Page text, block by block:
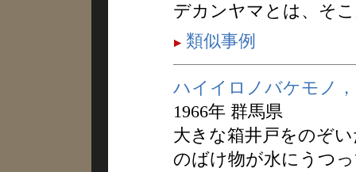
デカンヤマとは、そ
類似事例
ハイイロノバケモノ
1966年 群馬県
大きな箱井戸をのぞ
のばけ物が水にうつ